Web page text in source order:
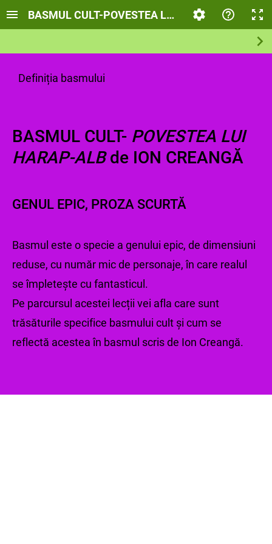
BASMUL CULT-POVESTEA LUI HARAP-ALB de
Definiția basmului
BASMUL CULT- POVESTEA LUI
HARAP-ALBde ION CREANGĂ
GENUL EPIC, PROZA SCURTĂ
Basmul este o specie a genului epic, de dimensiuni
reduse, cu număr mic de personaje, în care realul
se împletește cu fantasticul.
Pe parcursul acestei lecții vei afla care sunt
trăsăturile specifice basmului cult și cum se
reflectă acestea în basmul scris de Ion Creangă.